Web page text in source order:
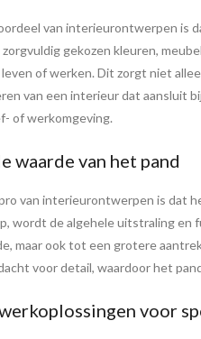
van interieurontwerpen is
zorgvuldig gekozen kleuren,
of werken. Dit zorgt niet
van een interieur dat aansluit
of werkomgeving.
waarde van het pand
van interieurontwerpen is dat
wordt de algehele uitstraling en
maar ook tot een grotere
voor detail, waardoor het
voor